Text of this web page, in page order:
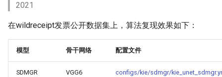
网页前端部署
Paddle2ONNX模型转化与预
测
云上飞桨部署工具
项目克隆
SVTRv2
4.3 Serving服务化部署
2021
在wildreceipt发票公开数据集上，算法复现效果如下：
模型 骨干网络 配置文件
SDMGR VGG6 configs/kie/sdmgr/